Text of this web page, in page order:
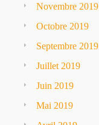
Novembre 2019
Octobre 2019
Septembre 2019
Juillet 2019
Juin 2019
Mai 2019